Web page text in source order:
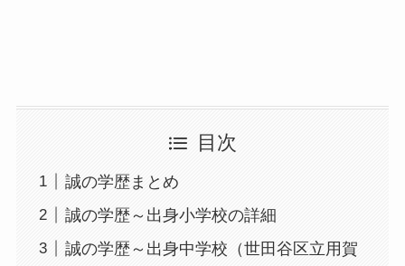
目次
誠の学歴まとめ
誠の学歴～出身小学校の詳細
誠の学歴～出身中学校（世田谷区立用賀